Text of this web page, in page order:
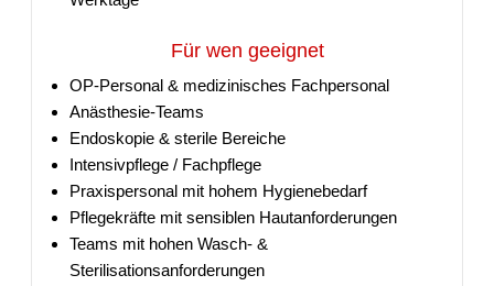
Für wen geeignet
OP-Personal & medizinisches Fachpersonal
Anästhesie-Teams
Endoskopie & sterile Bereiche
Intensivpflege / Fachpflege
Praxispersonal mit hohem Hygienebedarf
Pflegekräfte mit sensiblen Hautanforderungen
Teams mit hohen Wasch- &
Sterilisationsanforderungen